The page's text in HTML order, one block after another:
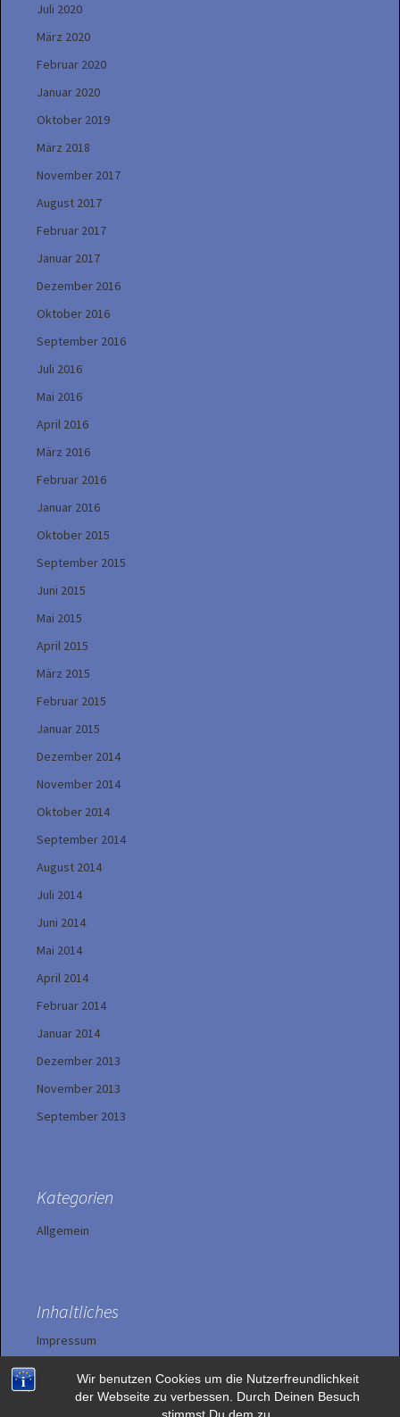
Wir benutzen Cookies um die Nutzerfreundlichkeit
der Webseite zu verbessen. Durch Deinen Besuch
Juli 2020
März 2020
Februar 2020
Januar 2020
Oktober 2019
März 2018
November 2017
August 2017
Februar 2017
Januar 2017
Dezember 2016
Oktober 2016
September 2016
Juli 2016
Mai 2016
April 2016
März 2016
Februar 2016
Januar 2016
Oktober 2015
September 2015
Juni 2015
Mai 2015
April 2015
März 2015
Februar 2015
Januar 2015
Dezember 2014
November 2014
Oktober 2014
September 2014
August 2014
Juli 2014
Juni 2014
Mai 2014
April 2014
Februar 2014
Januar 2014
Dezember 2013
November 2013
September 2013
Kategorien
Allgemein
Inhaltliches
Impressum
Datenschutzerklärung